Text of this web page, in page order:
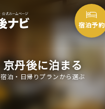
宿泊予約
京丹後に泊まる
宿泊・日帰りプランから選ぶ